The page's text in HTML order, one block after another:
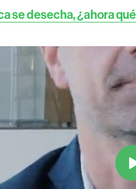
se desecha, ¿ahora